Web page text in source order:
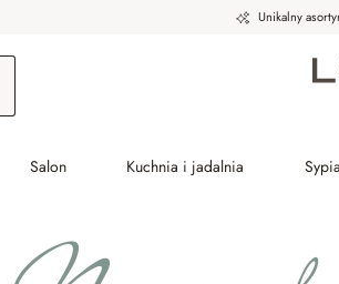
Unikalny
Salon Kuchnia i jadalnia